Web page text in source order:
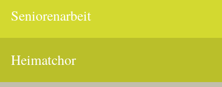
Seniorenarbeit
Heimatchor